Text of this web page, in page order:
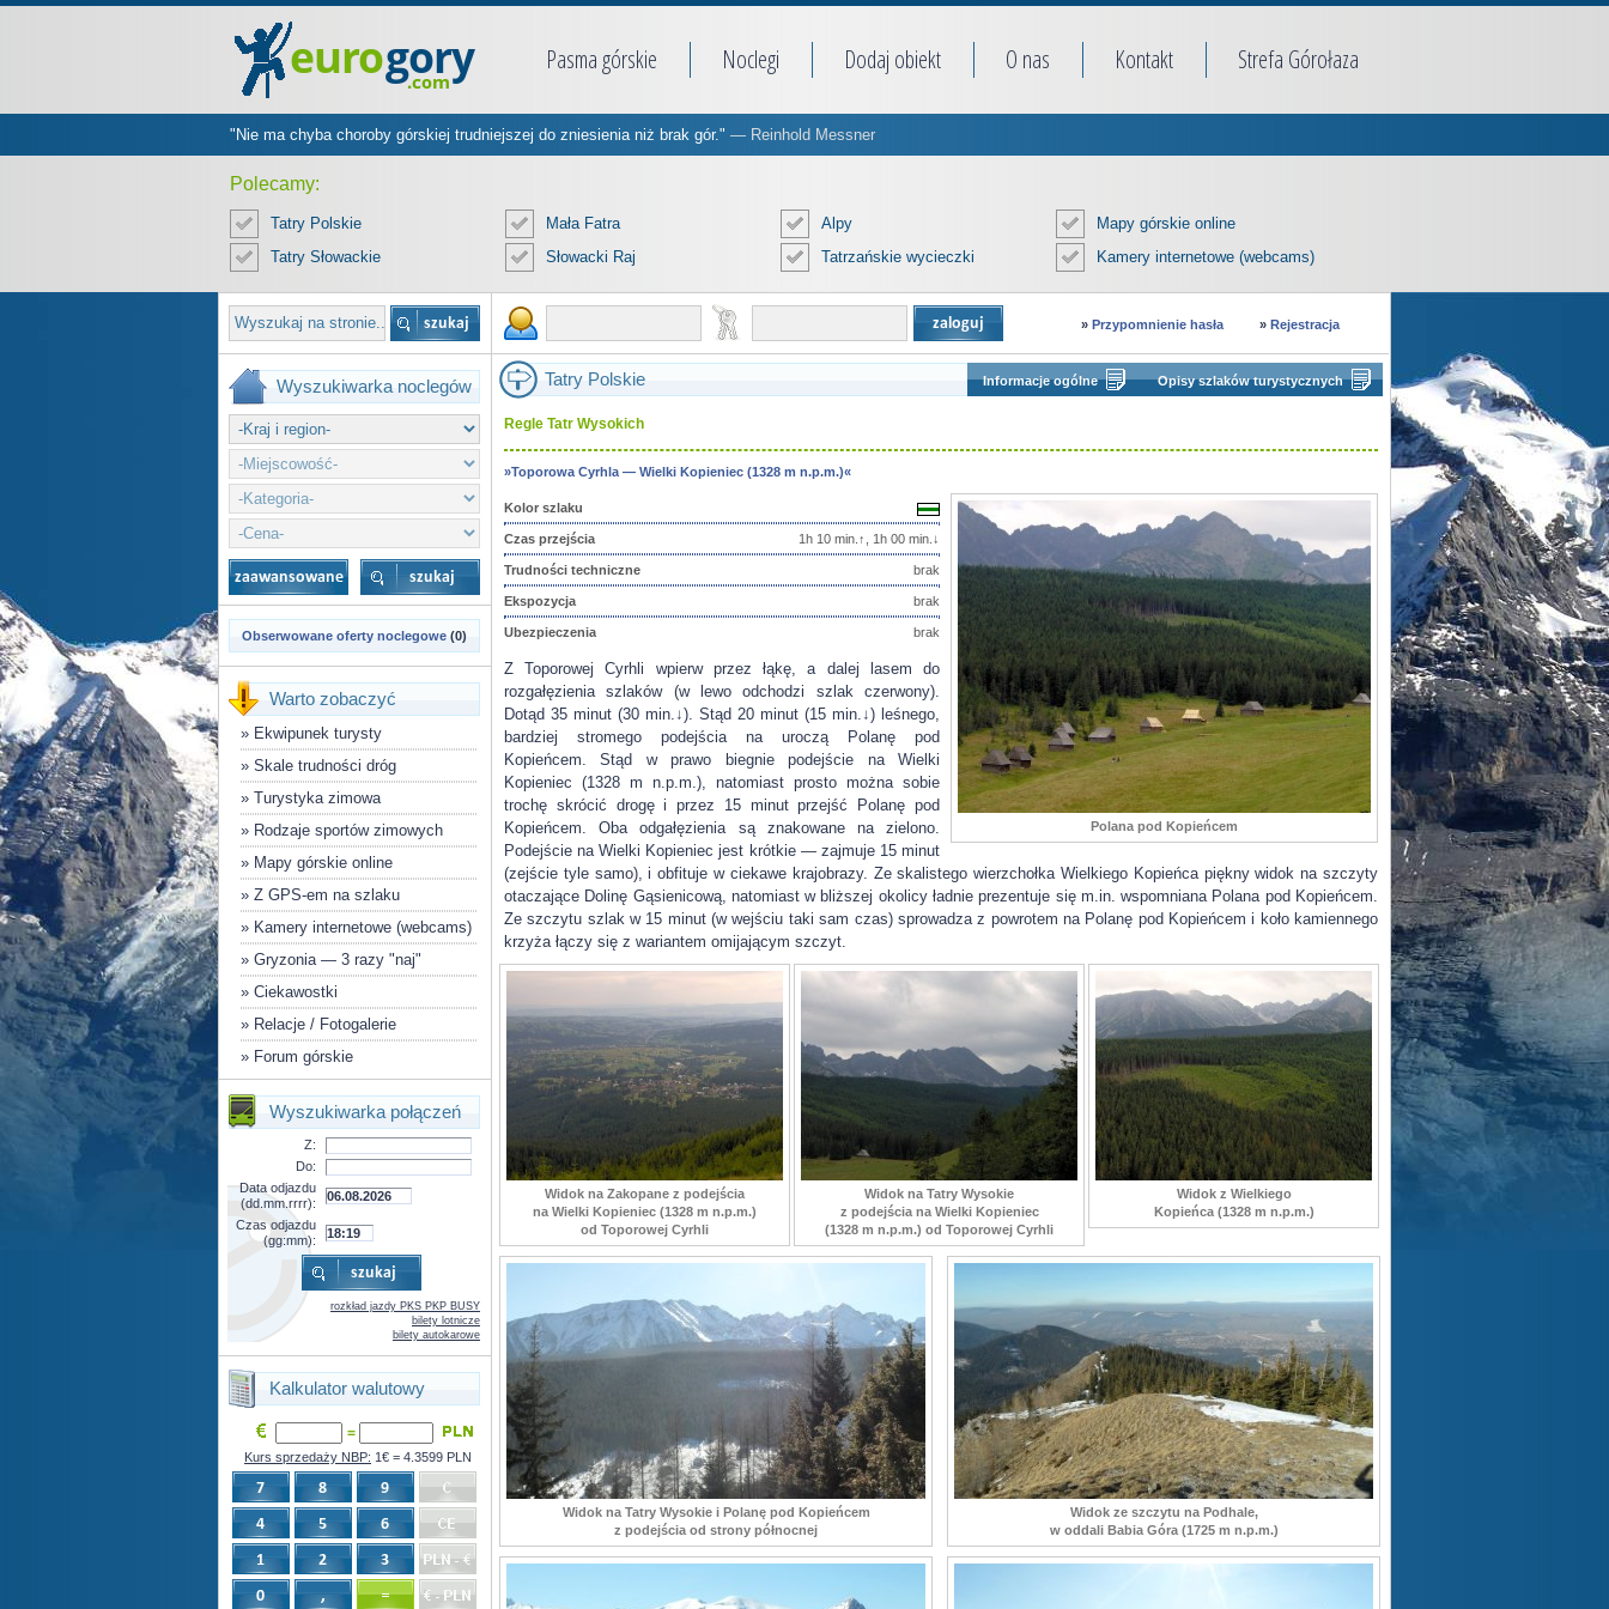
Pasma górskie Noclegi Dodaj obiekt O nas Kontakt Strefa Górołaza
"Nie ma chyba choroby górskiej trudniejszej do zniesienia niż brak gór." — Reinhold Messner
Polecamy:
Tatry Polskie Mała Fatra Alpy
Mapy górskie online
Tatry Słowackie
Słowacki Raj Tatrzańskie wycieczki Kamery internetowe (webcams)
» Przypomnienie hasła » Rejestracja
Tatry Polskie Informacje ogólne Opisy szlaków turystycznych
Regle Tatr Wysokich
»Toporowa Cyrhla — Wielki Kopieniec (1328 m n.p.m.)«
Polana pod Kopieńcem
Kolor szlaku
1h 10 min.↑, 1h 00 min.↓
Czas przejścia
brak
Trudności techniczne
brak
Ekspozycja
brak
Ubezpieczenia
Z Toporowej Cyrhli wpierw przez łąkę, a dalej lasem do
rozgałęzienia szlaków (w lewo odchodzi szlak czerwony).
Dotąd 35 minut (30 min.↓). Stąd 20 minut (15 min.↓) leśnego,
bardziej stromego podejścia na uroczą Polanę pod
Kopieńcem. Stąd w prawo biegnie podejście na Wielki
Kopieniec (1328 m n.p.m.), natomiast prosto można sobie
trochę skrócić drogę i przez 15 minut przejść Polanę pod
Kopieńcem. Oba odgałęzienia są znakowane na zielono.
Podejście na Wielki Kopieniec jest krótkie — zajmuje 15 minut
(zejście tyle samo), i obfituje w ciekawe krajobrazy. Ze skalistego wierzchołka Wielkiego Kopieńca piękny widok na szczyty
otaczające Dolinę Gąsienicową, natomiast w bliższej okolicy ładnie prezentuje się m.in. wspomniana Polana pod Kopieńcem.
Ze szczytu szlak w 15 minut (w wejściu taki sam czas) sprowadza z powrotem na Polanę pod Kopieńcem i koło kamiennego
krzyża łączy się z wariantem omijającym szczyt.
Widok na Zakopane z podejścia
na Wielki Kopieniec (1328 m n.p.m.)
od Toporowej Cyrhli
Widok na Tatry Wysokie
z podejścia na Wielki Kopieniec
(1328 m n.p.m.) od Toporowej Cyrhli
Widok z Wielkiego
Kopieńca (1328 m n.p.m.)
Widok na Tatry Wysokie i Polanę pod Kopieńcem
z podejścia od strony północnej
Widok ze szczytu na Podhale,
w oddali Babia Góra (1725 m n.p.m.)
Wyszukiwarka noclegów
Obserwowane oferty noclegowe (0)
Warto zobaczyć
» Ekwipunek turysty
» Skale trudności dróg
» Turystyka zimowa
» Rodzaje sportów zimowych
» Mapy górskie online
» Z GPS-em na szlaku
» Kamery internetowe (webcams)
» Gryzonia — 3 razy "naj"
» Ciekawostki
» Relacje / Fotogalerie
» Forum górskie
Wyszukiwarka połączeń
Z:
Do:
Data odjazdu
(dd.mm.rrrr):
Czas odjazdu
(gg:mm):
rozkład jazdy PKS PKP BUSY
bilety lotnicze
bilety autokarowe
Kalkulator walutowy
=
Kurs sprzedaży NBP: 1€ = 4.3599 PLN